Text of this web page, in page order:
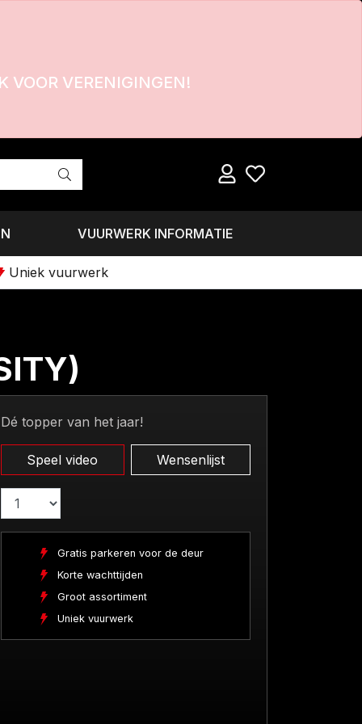
VOOR VERENIGINGEN!
VUURWERK INFORMATIE
Uniek vuurwerk
Dé topper van het jaar!
Speel video Wensenlijst
Gratis parkeren voor de deur
Korte wachttijden
Groot assortiment
Uniek vuurwerk